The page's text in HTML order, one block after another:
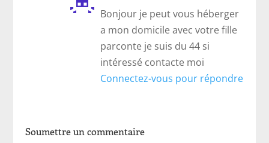
Bonjour je peut vous héberger
a mon domicile avec votre fille
parconte je suis du 44 si
intéressé contacte moi
Connectez-vous pour répondre
Soumettre un commentaire